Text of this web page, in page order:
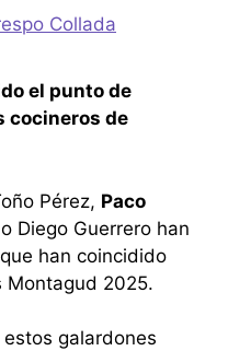
Collada
el punto de
cocineros de
Pérez, Paco
o Diego Guerrero han
han coincidido
Montagud 2025.
galardones